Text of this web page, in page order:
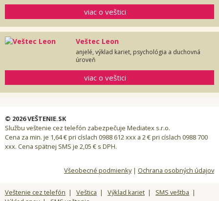
viac o veštici
Veštec Leon
anjelé, výklad kariet, psychológia a duchovná
úroveň
viac o veštici
© 2026 VEŠTENIE.SK
Službu veštenie cez telefón zabezpečuje Mediatex s.r.o.
Cena za min. je 1,64 € pri císlach 0988 612 xxx a 2 € pri císlach 0988 700
xxx. Cena spätnej SMS je 2,05 € s DPH.
Všeobecné podmienky | Ochrana osobných údajov
Veštenie cez telefón | Veštica | Výklad kariet | SMS veštba |